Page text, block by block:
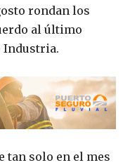
rondan los
al último
Industria.
tan solo en el mes